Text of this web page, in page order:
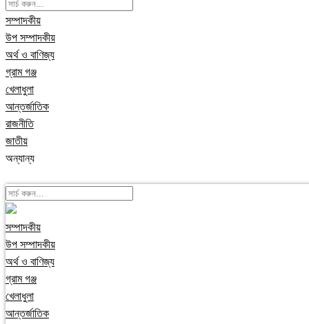
সম্পাদকীয়
উপ সম্পাদকীয়
অর্থ ও বাণিজ্য
গ্রাম গঞ্জ
খেলাধুলা
আন্তর্জাতিক
রাজনীতি
জাতীয়
অন্যান্য
সম্পাদকীয়
উপ সম্পাদকীয়
অর্থ ও বাণিজ্য
গ্রাম গঞ্জ
খেলাধুলা
আন্তর্জাতিক